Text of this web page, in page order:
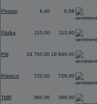
Photon 6,40 6,58
Pilulka 110,00 113,00
PM 18 700,00 18 840,00
Primoco 720,00 728,00
TMR 360,00 388,00